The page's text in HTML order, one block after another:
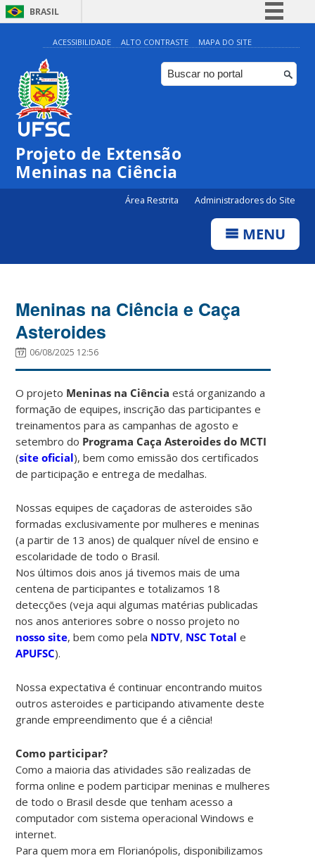
BRASIL
Simplifique!
Comunica BR
Participe
ACESSIBILIDADE ALTO CONTRASTE MAPA DO SITE
Projeto de Extensão
Meninas na Ciência
Área Restrita Administradores do Site
MENU
Meninas na Ciência e Caça
Asteroides
06/08/2025 12:56
O projeto Meninas na Ciência está organizando a
formação de equipes, inscrição das participantes e
treinamentos para as campanhas de agosto e
setembro do Programa Caça Asteroides do MCTI
(site oficial), bem como emissão dos certificados
de participação e entrega de medalhas.
Nossas equipes de caçadoras de asteroides são
formadas exclusivamente por mulheres e meninas
(a partir de 13 anos) de qualquer nível de ensino e
escolaridade de todo o Brasil.
Nos últimos dois anos já tivemos mais de uma
centena de participantes e totalizamos 18
detecções (veja aqui algumas matérias publicadas
nos anos anteriores sobre o nosso projeto no
nosso site, bem como pela NDTV, NSC Total e
APUFSC).
Nossa expectativa é continuar encontrando muitos
outros asteroides e participando ativamente deste
grande empreendimento que é a ciência!
Como participar?
Como a maioria das atividades são realizadas de
forma online e podem participar meninas e mulheres
de todo o Brasil desde que tenham acesso a
computador com sistema operacional Windows e
internet.
Para quem mora em Florianópolis, disponibilizamos